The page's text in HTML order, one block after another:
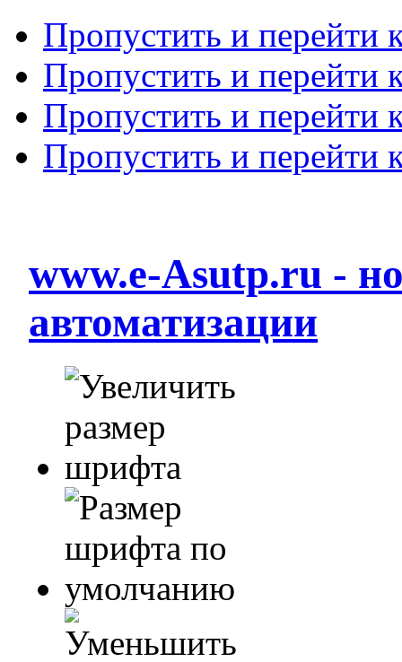
Пропустить и перейти
Пропустить и перейти
Пропустить и перейти
Пропустить и перейти
www.e-Asutp.ru -
автоматизации